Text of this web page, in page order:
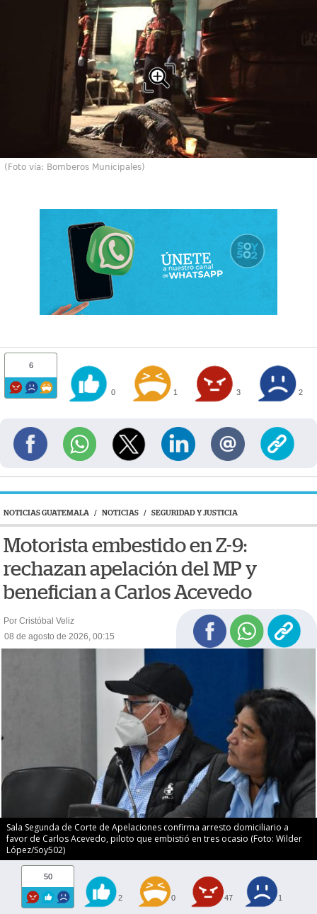
(Foto vía: Bomberos Municipales)
6
0 1 3 2
NOTICIAS GUATEMALA / NOTICIAS / SEGURIDAD Y JUSTICIA
Motorista embestido en Z-9:
rechazan apelación del MP y
benefician a Carlos Acevedo
Por Cristóbal Veliz
08 de agosto de 2026, 00:15
Sala Segunda de Corte de Apelaciones confirma arresto domiciliario a
favor de Carlos Acevedo, piloto que embistió en tres ocasio (Foto: Wilder
López/Soy502)
50
2 0 47 1